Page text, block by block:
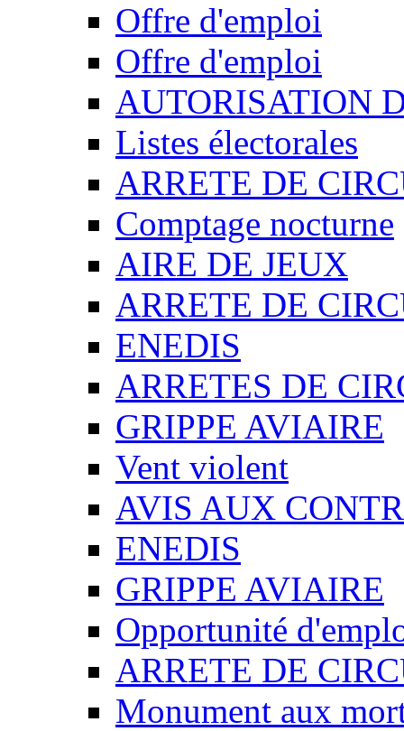
Offre d'emploi
Offre d'emploi
AUTORISATION
Listes électorales
ARRETE DE
Comptage nocturne
AIRE DE JEUX
ARRETE DE
ENEDIS
ARRETES DE
GRIPPE AVIAIRE
Vent violent
AVIS AUX
ENEDIS
GRIPPE AVIAIRE
Opportunité
ARRETE DE
Monument aux